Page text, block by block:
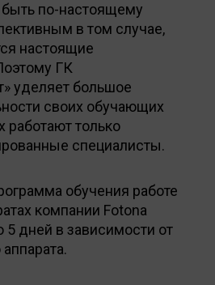
по-настоящему
в том случае,
настоящие
ГК
уделяет большое
своих обучающих
работают только
специалисты.
обучения работе
компании Fotona
5 дней в зависимости от